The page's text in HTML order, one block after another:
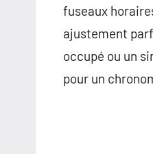
fuseaux
ajustement
occupé ou un
pour un